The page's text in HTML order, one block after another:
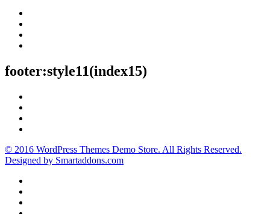
footer:style11(index15)
© 2016 WordPress Themes Demo Store. All Rights Reserved.
Designed by Smartaddons.com